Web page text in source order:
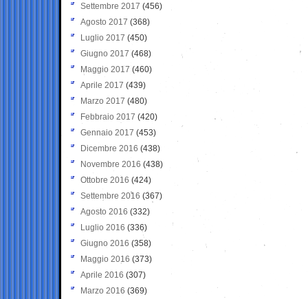
Settembre 2017 (456)
Agosto 2017 (368)
Luglio 2017 (450)
Giugno 2017 (468)
Maggio 2017 (460)
Aprile 2017 (439)
Marzo 2017 (480)
Febbraio 2017 (420)
Gennaio 2017 (453)
Dicembre 2016 (438)
Novembre 2016 (438)
Ottobre 2016 (424)
Settembre 2016 (367)
Agosto 2016 (332)
Luglio 2016 (336)
Giugno 2016 (358)
Maggio 2016 (373)
Aprile 2016 (307)
Marzo 2016 (369)